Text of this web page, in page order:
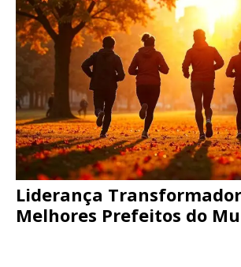
Liderança
Melhores Prefeitos do